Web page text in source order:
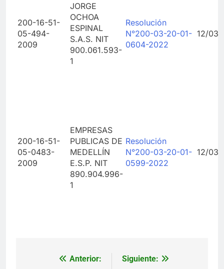
200-16-51-
05-494-
2009
JORGE
OCHOA
ESPINAL
S.A.S. NIT
900.061.593-
1
Resolución
N°200-03-20-01-
0604-2022
12/03/
200-16-51-
05-0483-
2009
EMPRESAS
PUBLICAS DE
MEDELLÍN
E.S.P. NIT
890.904.996-
1
Resolución
N°200-03-20-01-
0599-2022
12/03/
Navegación
Anterior:
Siguiente: